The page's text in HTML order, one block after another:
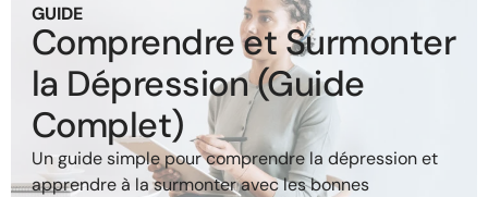
GUIDE
Comprendre et Surmonter
la Dépression (Guide
Complet)
Un guide simple pour comprendre la dépression et
apprendre à la surmonter avec les bonnes